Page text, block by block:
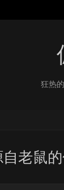
狂热
老鼠